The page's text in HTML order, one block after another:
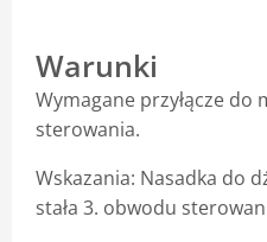
Warunki
Wymagane przyłącze do
sterowania.
Wskazania: Nasadka do
stała 3. obwodu
Blog